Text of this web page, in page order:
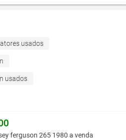
usados
usados
ferguson 265 1980 a venda